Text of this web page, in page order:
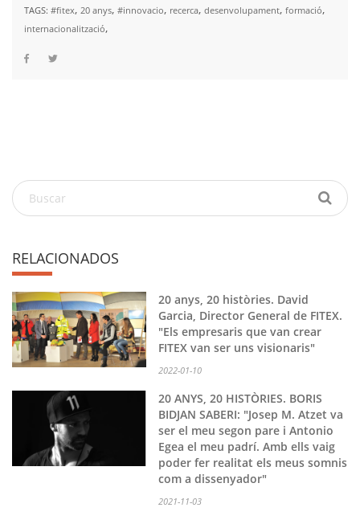
TAGS: #fitex, 20 anys, #innovacio, recerca, desenvolupament, formació,
internacionalització,
RELACIONADOS
20 anys, 20 històries. David
Garcia, Director General de FITEX.
"Els empresaris que van crear
FITEX van ser uns visionaris"
2022-01-10
20 ANYS, 20 HISTÒRIES. BORIS
BIDJAN SABERI: "Josep M. Atzet va
ser el meu segon pare i Antonio
Egea el meu padrí. Amb ells vaig
poder fer realitat els meus somnis
com a dissenyador"
2021-11-03